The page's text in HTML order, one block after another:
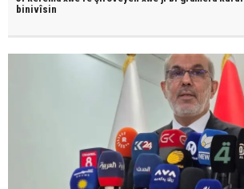
binivîsin